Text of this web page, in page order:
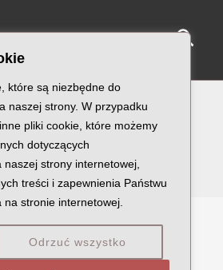
które są niezbędne do
naszej strony. W przypadku
pliki cookie, które możemy
dotyczących
strony internetowej,
treści i zapewnienia Państwu
na stronie internetowej.
Odrzuć wszystko